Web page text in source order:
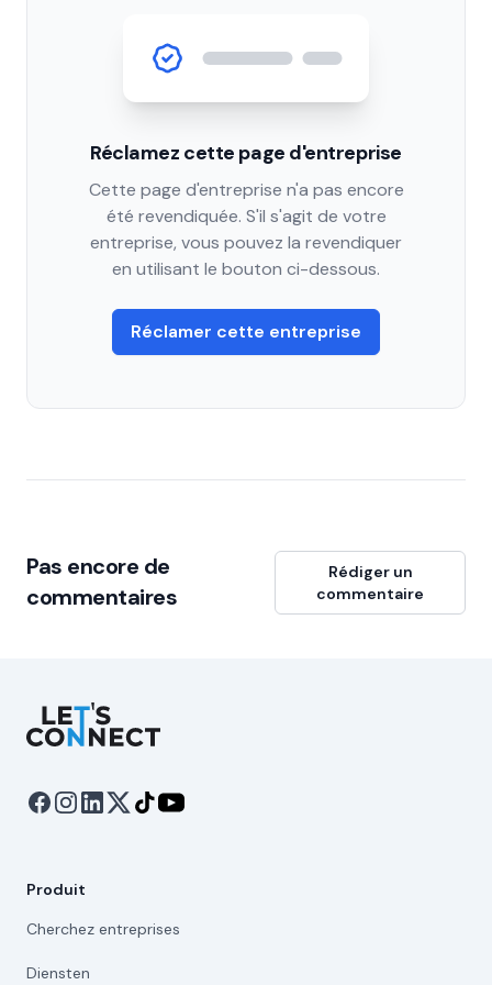
Réclamez cette page d'entreprise
Cette page d'entreprise n'a pas encore
été revendiquée. S'il s'agit de votre
entreprise, vous pouvez la revendiquer
en utilisant le bouton ci-dessous.
Réclamer cette entreprise
Pas encore de
commentaires
Rédiger un
commentaire
Let's Connect
Produit
Cherchez entreprises
Diensten